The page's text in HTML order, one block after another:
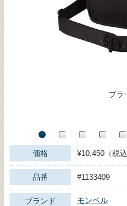
ブラ
価格 ¥10,450（税込
品番 #1133409
ブランド モンベル